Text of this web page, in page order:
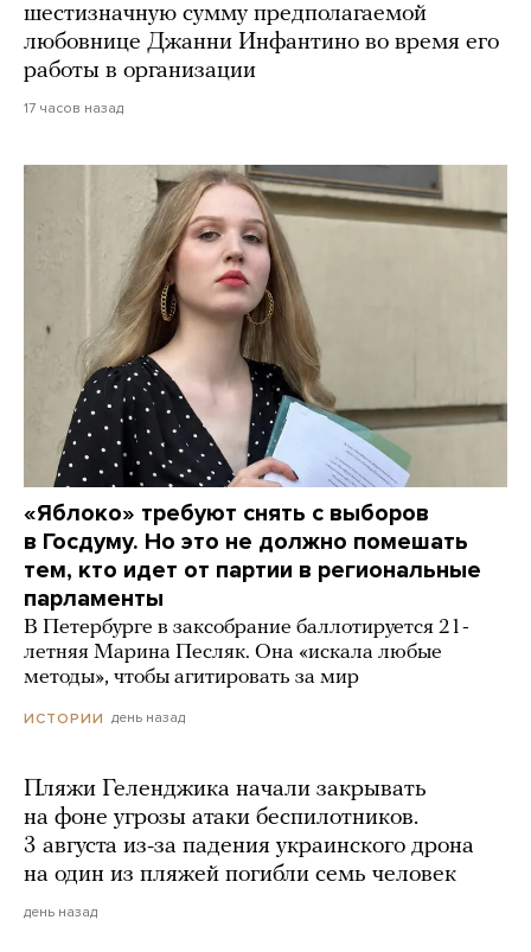
шестизначную сумму предполагаемой
любовнице Джанни Инфантино во время его
работы в организации
17 часов назад
«Яблоко» требуют снять с выборов
в Госдуму. Но это не должно помешать
тем, кто идет от партии в региональные
парламенты
В Петербурге в заксобрание баллотируется 21-
летняя Марина Песляк. Она «искала любые
методы», чтобы агитировать за мир
ИСТОРИИ день назад
Пляжи Геленджика начали закрывать
на фоне угрозы атаки беспилотников.
3 августа из-за падения украинского дрона
на один из пляжей погибли семь человек
день назад